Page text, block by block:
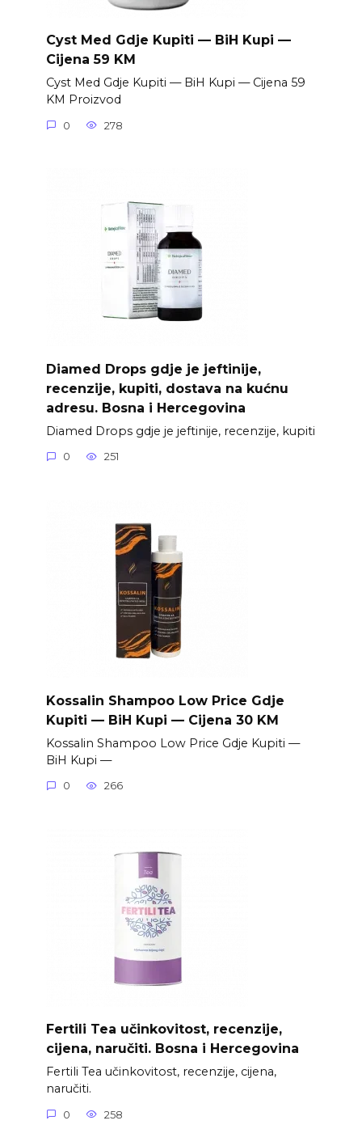
Cyst Med Gdje Kupiti — BiH Kupi —
Cijena 59 KM
Cyst Med Gdje Kupiti — BiH Kupi — Cijena 59
KM Proizvod
0 278
Diamed Drops gdje je jeftinije,
recenzije, kupiti, dostava na kućnu
adresu. Bosna i Hercegovina
Diamed Drops gdje je jeftinije, recenzije, kupiti
0 251
Kossalin Shampoo Low Price Gdje
Kupiti — BiH Kupi — Cijena 30 KM
Kossalin Shampoo Low Price Gdje Kupiti —
BiH Kupi —
0 266
Fertili Tea učinkovitost, recenzije,
cijena, naručiti. Bosna i Hercegovina
Fertili Tea učinkovitost, recenzije, cijena,
naručiti.
0 258